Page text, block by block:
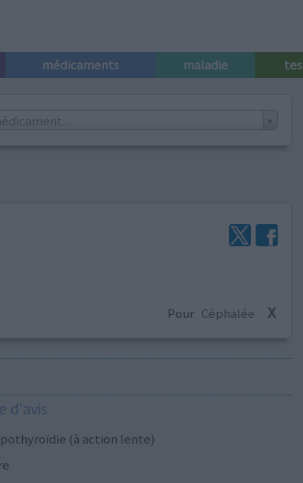
médicaments maladie
Pour Céphalée X
d'avis
(à action lente)